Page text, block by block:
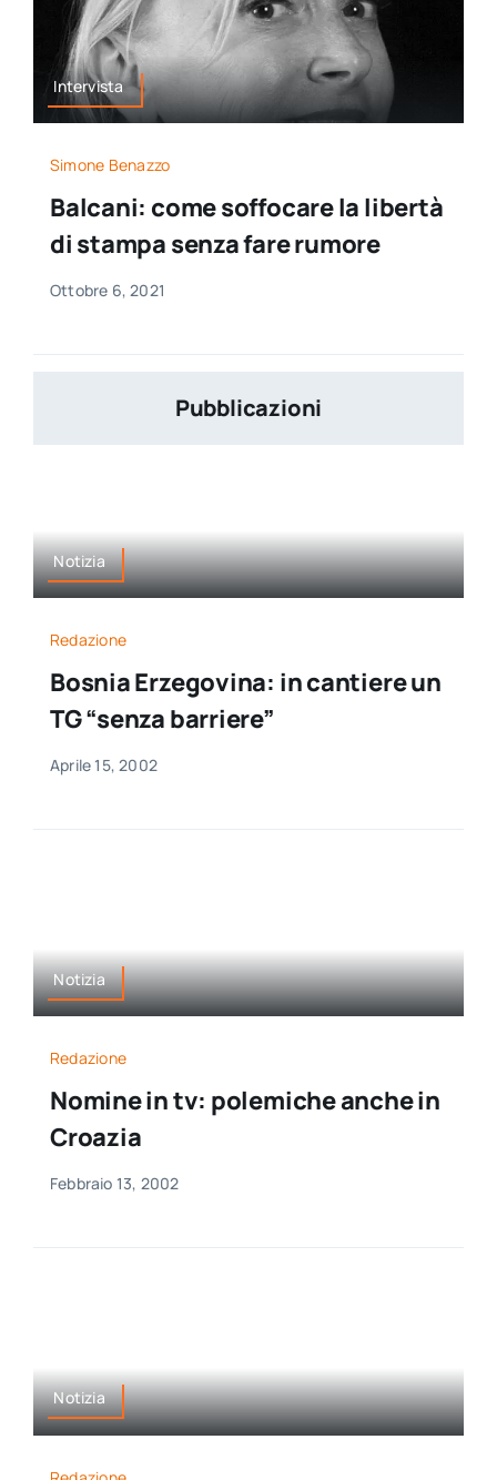
Intervista
Simone Benazzo
Balcani: come soffocare la libertà
di stampa senza fare rumore
Ottobre 6, 2021
Pubblicazioni
Notizia
Redazione
Bosnia Erzegovina: in cantiere un
TG “senza barriere”
Aprile 15, 2002
Notizia
Redazione
Nomine in tv: polemiche anche in
Croazia
Febbraio 13, 2002
Notizia